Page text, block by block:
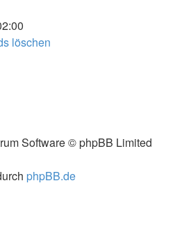
löschen
Software © phpBB Limited
phpBB.de